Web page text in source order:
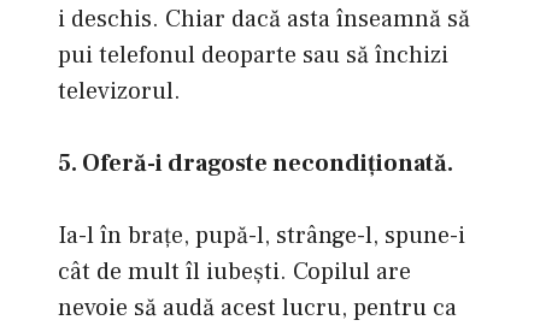
i deschis. Chiar dacă asta înseamnă să
pui telefonul deoparte sau să închizi
televizorul.
5. Oferă-i dragoste necondiţionată.
Ia-l în braţe, pupă-l, strânge-l, spune-i
cât de mult îl iubeşti. Copilul are
nevoie să audă acest lucru, pentru ca